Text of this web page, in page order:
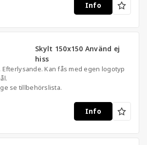
Info
Skylt 150x150 Använd ej
hiss
Efterlysande. Kan fås med egen logotyp
se tillbehörslista.
Info